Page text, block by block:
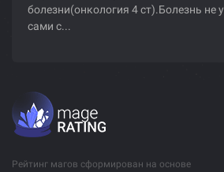
болезни(онкология 4 ст).Болезнь не
сами с...
Рейтинг магов сформирован на основе